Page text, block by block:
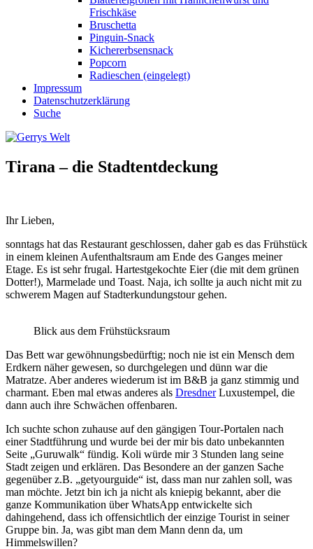
Frischkäse
Bruschetta
Pinguin-Snack
Kichererbsensnack
Popcorn
Radieschen (eingelegt)
Impressum
Datenschutzerklärung
Suche
Tirana – die Stadtentdeckung
Ihr Lieben,
sonntags hat das Restaurant geschlossen, daher gab es das Frühstück
in einem kleinen Aufenthaltsraum am Ende des Ganges meiner
Etage. Es ist sehr frugal. Hartestgekochte Eier (die mit dem grünen
Dotter!), Marmelade und Toast. Naja, ich sollte ja auch nicht mit zu
schwerem Magen auf Stadterkundungstour gehen.
Blick aus dem Frühstücksraum
Das Bett war gewöhnungsbedürftig; noch nie ist ein Mensch dem
Erdkern näher gewesen, so durchgelegen und dünn war die
Matratze. Aber anderes wiederum ist im B&B ja ganz stimmig und
charmant. Eben mal etwas anderes als DresdnerLuxustempel, die
dann auch ihre Schwächen offenbaren.
Ich suchte schon zuhause auf den gängigen Tour-Portalen nach
einer Stadtführung und wurde bei der mir bis dato unbekannten
Seite „Guruwalk“ fündig. Koli würde mir 3 Stunden lang seine
Stadt zeigen und erklären. Das Besondere an der ganzen Sache
gegenüber z.B. „getyourguide“ ist, dass man nur zahlen soll, was
man möchte. Jetzt bin ich ja nicht als kniepig bekannt, aber die
ganze Kommunikation über WhatsApp entwickelte sich
dahingehend, dass ich offensichtlich der einzige Tourist in seiner
Gruppe bin. Ja, was gibt man dem Mann denn da, um
Himmelswillen?